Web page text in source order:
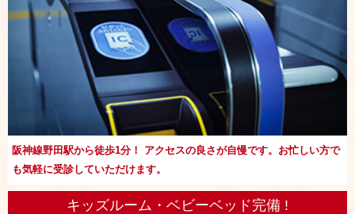
阪神線野田駅から徒歩1分！ アクセスの良さが自慢です。お忙しい方で
も気軽に受診していただけます。
キッズルーム・ベビーベッド完備 !